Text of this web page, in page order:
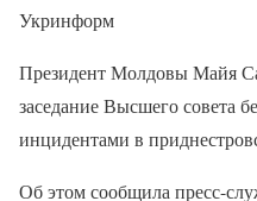
Укринформ
Президент Молдовы Майя
заседание Высшего совета
инцидентами в
Об этом сообщила пресс-